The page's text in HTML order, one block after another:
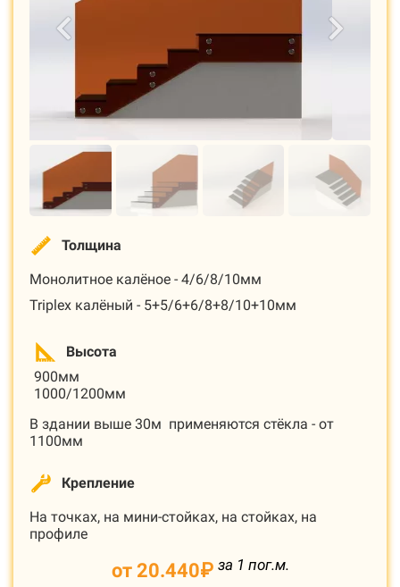
Толщина
Монолитное калёное - 4/6/8/10мм
Triplex калёный - 5+5/6+6/8+8/10+10мм
Высота
900мм
1000/1200мм
В здании выше 30м применяются стёкла - от
1100мм
Крепление
На точках, на мини-стойках, на стойках, на
профиле
от 20.440₽ за 1 пог.м.